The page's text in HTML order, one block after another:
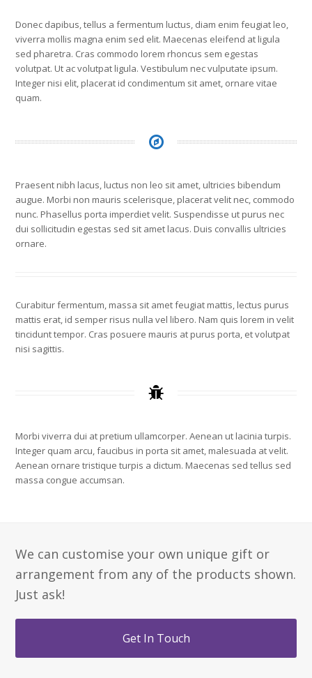
Donec dapibus, tellus a fermentum luctus, diam enim feugiat leo,
viverra mollis magna enim sed elit. Maecenas eleifend at ligula
sed pharetra. Cras commodo lorem rhoncus sem egestas
volutpat. Ut ac volutpat ligula. Vestibulum nec vulputate ipsum.
Integer nisi elit, placerat id condimentum sit amet, ornare vitae
quam.
Praesent nibh lacus, luctus non leo sit amet, ultricies bibendum
augue. Morbi non mauris scelerisque, placerat velit nec, commodo
nunc. Phasellus porta imperdiet velit. Suspendisse ut purus nec
dui sollicitudin egestas sed sit amet lacus. Duis convallis ultricies
ornare.
Curabitur fermentum, massa sit amet feugiat mattis, lectus purus
mattis erat, id semper risus nulla vel libero. Nam quis lorem in velit
tincidunt tempor. Cras posuere mauris at purus porta, et volutpat
nisi sagittis.
Morbi viverra dui at pretium ullamcorper. Aenean ut lacinia turpis.
Integer quam arcu, faucibus in porta sit amet, malesuada at velit.
Aenean ornare tristique turpis a dictum. Maecenas sed tellus sed
massa congue accumsan.
We can customise your own unique gift or
arrangement from any of the products shown.
Just ask!
Get In Touch